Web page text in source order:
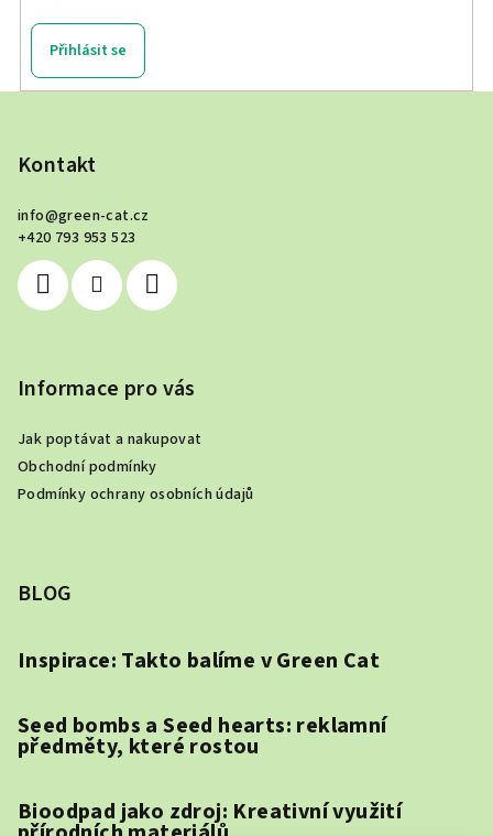
Přihlásit se
Z
Kontakt
info@green-cat.cz
+420 793 953 523
Informace pro vás
Jak poptávat a nakupovat
Obchodní podmínky
Podmínky ochrany osobních údajů
BLOG
Inspirace: Takto balíme v Green Cat
Seed bombs a Seed hearts: reklamní
předměty, které rostou
Bioodpad jako zdroj: Kreativní využití